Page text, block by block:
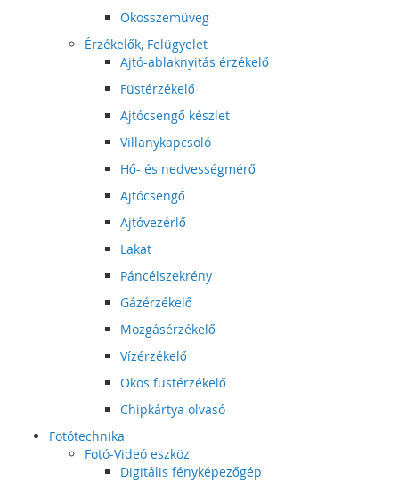
Okosszemüveg
Érzékelők, Felügyelet
Ajtó-ablaknyitás érzékelő
Füstérzékelő
Ajtócsengő készlet
Villanykapcsoló
Hő- és nedvességmérő
Ajtócsengő
Ajtóvezérlő
Lakat
Páncélszekrény
Gázérzékelő
Mozgásérzékelő
Vízérzékelő
Okos füstérzékelő
Chipkártya olvasó
Fotótechnika
Fotó-Videó eszköz
Digitális fényképezőgép